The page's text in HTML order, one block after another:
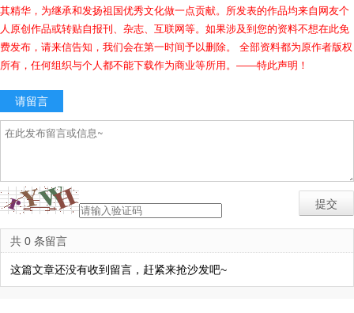
其精华，为继承和发扬祖国优秀文化做一点贡献。所发表的作品均来自网友个
人原创作品或转贴自报刊、杂志、互联网等。如果涉及到您的资料不想在此免
费发布，请来信告知，我们会在第一时间予以删除。 全部资料都为原作者版权
所有，任何组织与个人都不能下载作为商业等所用。——特此声明！
请留言
共 0 条留言
这篇文章还没有收到留言，赶紧来抢沙发吧~